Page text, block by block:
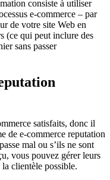
consiste à utiliser
e-commerce – par
de votre site Web en
(ce qui peut inclure des
sans passer
satisfaits, donc il
de e-commerce reputation
mal ou s’ils ne sont
vous pouvez gérer leurs
clientèle possible.